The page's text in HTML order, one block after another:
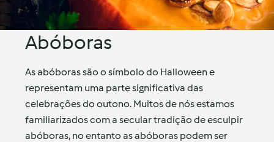
Abóboras
As abóboras são o símbolo do Halloween e
representam uma parte significativa das
celebrações do outono. Muitos de nós estamos
familiarizados com a secular tradição de esculpir
abóboras, no entanto as abóboras podem ser